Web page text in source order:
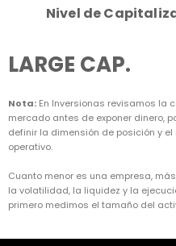
Nivel de
LARGE CAP.
Nota: En Inversionas revisamos la
mercado antes de exponer dinero,
definir la dimensión de posición y el
operativo.
Cuanto menor es una empresa,
la volatilidad, la liquidez y la
primero medimos el tamaño del